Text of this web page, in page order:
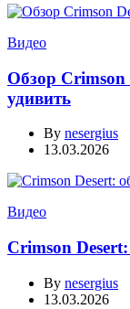
Видео
Обзор Crimson
удивить
By nesergius
13.03.2026
Видео
Crimson
By nesergius
13.03.2026